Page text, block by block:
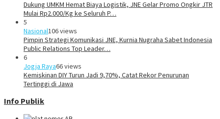
Dukung UMKM Hemat Biaya Logistik, JNE Gelar Promo Ongkir JTR
Mulai Rp2.000/Kg ke Seluruh P…
5
Nasional106 views
Pimpin Strategi Komunikasi JNE, Kurnia Nugraha Sabet Indonesia
Public Relations Top Leader…
6
Jogja Raya66 views
Kemiskinan DIY Turun Jadi 9,70%, Catat Rekor Penurunan
Tertinggi di Jawa
Info Publik